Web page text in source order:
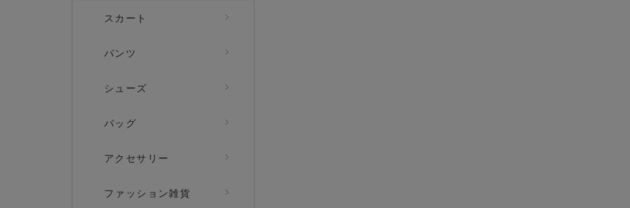
スカート
パンツ
シューズ
バッグ
アクセサリー
ファッション雑貨